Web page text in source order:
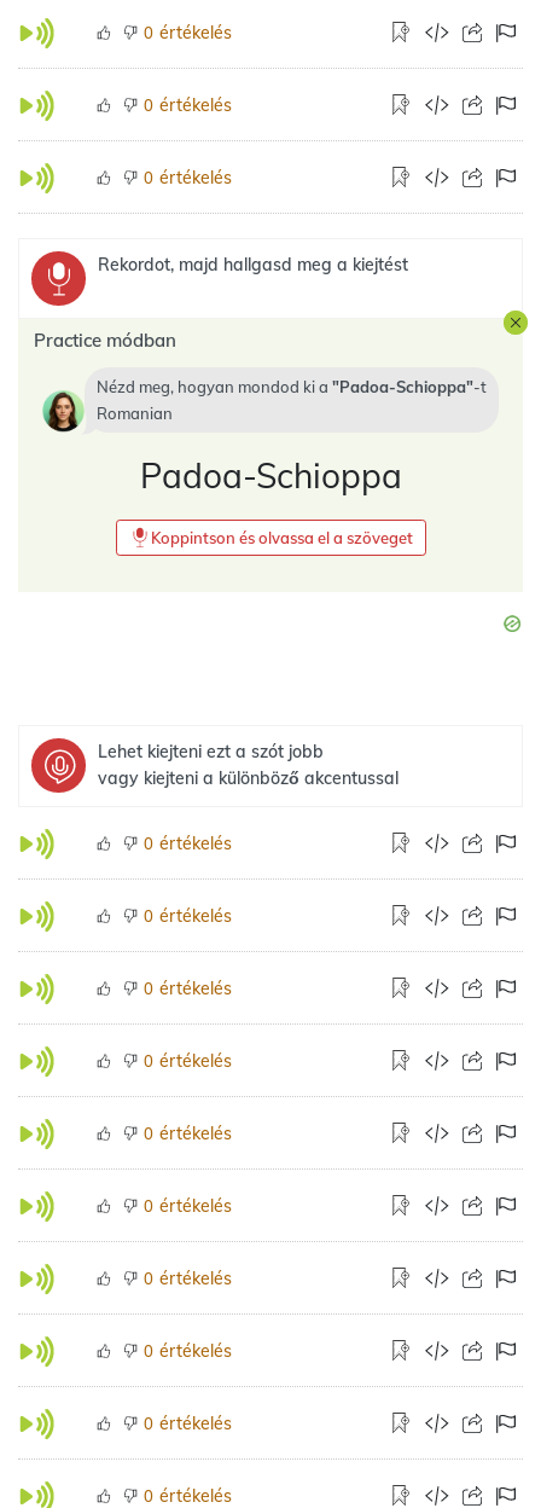
0 értékelés
0 értékelés
0 értékelés
Rekordot, majd hallgasd meg a kiejtést
Practice módban
Nézd meg, hogyan mondod ki a Padoa-Schioppa -t
Romanian
Padoa-Schioppa
Koppintson és olvassa el a szöveget
Lehet kiejteni ezt a szót jobb
vagy kiejteni a különböző akcentussal
0 értékelés
0 értékelés
0 értékelés
0 értékelés
0 értékelés
0 értékelés
0 értékelés
0 értékelés
0 értékelés
0 értékelés